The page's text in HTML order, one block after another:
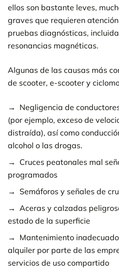
ellos son bastante leves,
graves que requieren
pruebas diagnósticas,
resonancias magnéticas.
Algunas de las causas más
de scooter, e-scooter y
Negligencia de
(por ejemplo, exceso de
distraída), así como
alcohol o las drogas.
Cruces peatonales mal
programados
Semáforos y señales de
Aceras y calzadas
estado de la superficie
Mantenimiento
alquiler por parte de las
servicios de uso compartido